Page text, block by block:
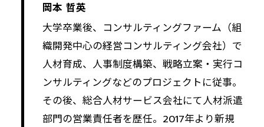
岡本 哲英
大学卒業後、コンサルティングファーム（組
織開発中心の経営コンサルティング会社）で
人材育成、人事制度構築、戦略立案・実行コ
ンサルティングなどのプロジェクトに従事。
その後、総合人材サービス会社にて人材派遣
部門の営業責任者を歴任。2017年より新規